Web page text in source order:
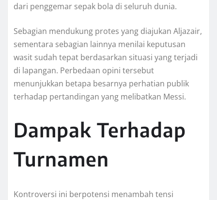
dari penggemar sepak bola di seluruh dunia.
Sebagian mendukung protes yang diajukan Aljazair,
sementara sebagian lainnya menilai keputusan
wasit sudah tepat berdasarkan situasi yang terjadi
di lapangan. Perbedaan opini tersebut
menunjukkan betapa besarnya perhatian publik
terhadap pertandingan yang melibatkan Messi.
Dampak Terhadap
Turnamen
Kontroversi ini berpotensi menambah tensi